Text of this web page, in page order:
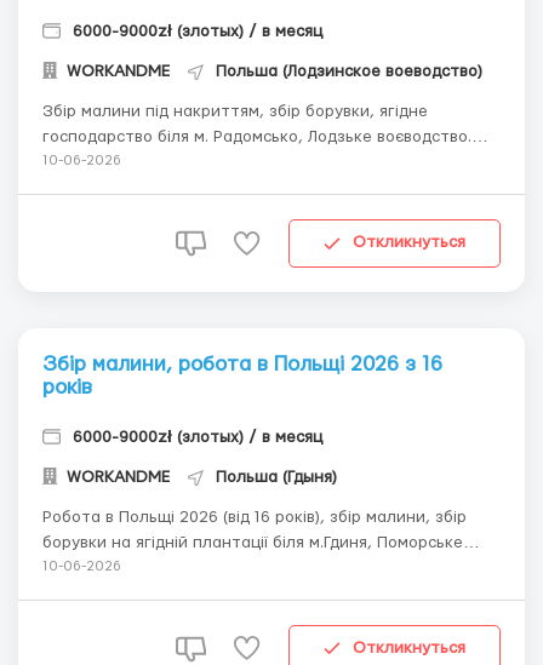
6000-9000zł (злотых) / в месяц
WORKANDME Польша (Лодзинское воеводство)
Збір малини під накриттям, збір борувки, ягідне
господарство біля м. Радомсько, Лодзьке воєводство.
Малина 6-10 зл за кг, борувка 5-7 зл за кг, робочий день
нетто. Оформлення офіційне, зарпл...
10-06-2026
Откликнуться
Збір малини, робота в Польщі 2026 з 16
років
6000-9000zł (злотых) / в месяц
WORKANDME Польша (Гдыня)
Робота в Польщі 2026 (від 16 років), збір малини, збір
борувки на ягідній плантації біля м.Гдиня, Поморське
воєводство. Збір триває з червня по жовтень. Малина
10-06-2026
Откликнуться